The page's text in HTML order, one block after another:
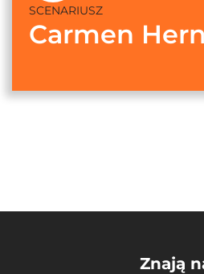
SCENARIUSZ
Carmen
Znają